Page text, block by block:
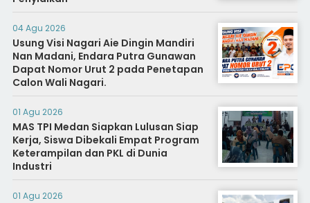
04 Agu 2026
Usung Visi Nagari Aie Dingin Mandiri
Nan Madani, Endara Putra Gunawan
Dapat Nomor Urut 2 pada Penetapan
Calon Wali Nagari.
01 Agu 2026
MAS TPI Medan Siapkan Lulusan Siap
Kerja, Siswa Dibekali Empat Program
Keterampilan dan PKL di Dunia
Industri
01 Agu 2026